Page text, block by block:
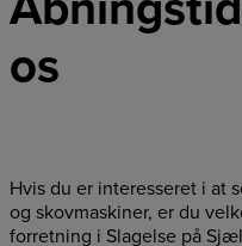
os
Hvis du er interesseret i at
og skovmaskiner, er du
forretning i Slagelse på